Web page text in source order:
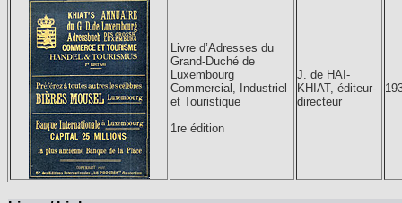
Livre d’Adresses du
Grand-Duché de
Luxembourg
Commercial, Industriel
et Touristique
1re édition
J. de HAI-
KHIAT, éditeur-
directeur